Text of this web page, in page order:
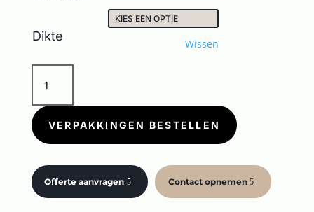
Dikte
Wissen
LIFE
NOCE
ROSSO
aantal
VERPAKKINGEN BESTELLEN
Offerte aanvragen Contact opnemen